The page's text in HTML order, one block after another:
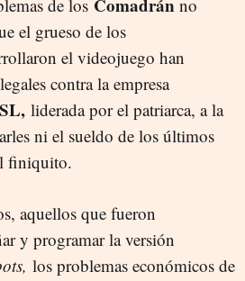
de los
no
el grueso de los
el videojuego han
contra la empresa
liderada por el patriarca, a la
ni el sueldo de los últimos
finiquito.
aquellos que fueron
y programar la versión
los problemas económicos de